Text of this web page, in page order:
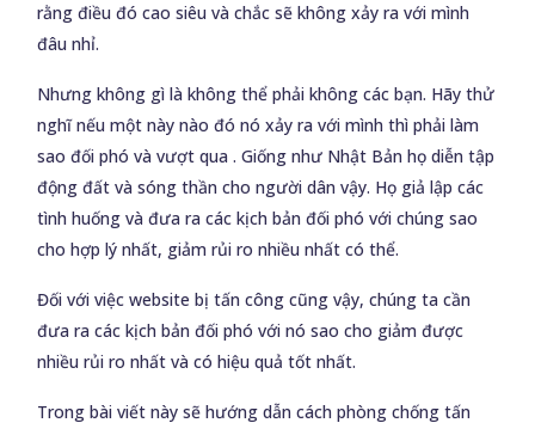
rằng điều đó cao siêu và chắc sẽ không xảy ra với mình
đâu nhỉ.
Nhưng không gì là không thể phải không các bạn. Hãy thử
nghĩ nếu một này nào đó nó xảy ra với mình thì phải làm
sao đối phó và vượt qua . Giống như Nhật Bản họ diễn tập
động đất và sóng thần cho người dân vậy. Họ giả lập các
tình huống và đưa ra các kịch bản đối phó với chúng sao
cho hợp lý nhất, giảm rủi ro nhiều nhất có thể.
Đối với việc website bị tấn công cũng vậy, chúng ta cần
đưa ra các kịch bản đối phó với nó sao cho giảm được
nhiều rủi ro nhất và có hiệu quả tốt nhất.
Trong bài viết này sẽ hướng dẫn cách phòng chống tấn